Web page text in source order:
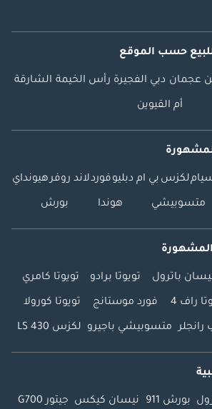
حسب الموقع
عجمان دبي الفجيرة رأس الخيمة الشارقة
أم القيوين
لكزس بي ام دبليوفوردلاند روفرهيونداي
متسوبيشي هوندا بورش
باترول تويوتا برادو تويوتا كامري
راف 4 فورد موستانج تويوتا كورولا
رانجلر متسوبيشي باجيرو لكزس LS 430
بورش 911 نيسان كيكس جيتور G700